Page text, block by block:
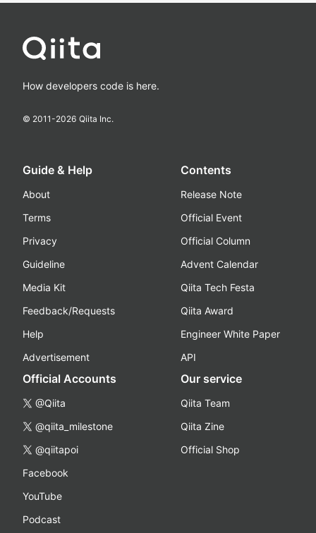
How developers code is here.
© 2011-2026 Qiita Inc.
Guide & Help
About
Terms
Privacy
Guideline
Media Kit
Feedback/Requests
Help
Advertisement
Contents
Release Note
Official Event
Official Column
Advent Calendar
Qiita Tech Festa
Qiita Award
Engineer White Paper
API
Official Accounts
@Qiita
@qiita_milestone
@qiitapoi
Facebook
YouTube
Podcast
Our service
Qiita Team
Qiita Zine
Official Shop